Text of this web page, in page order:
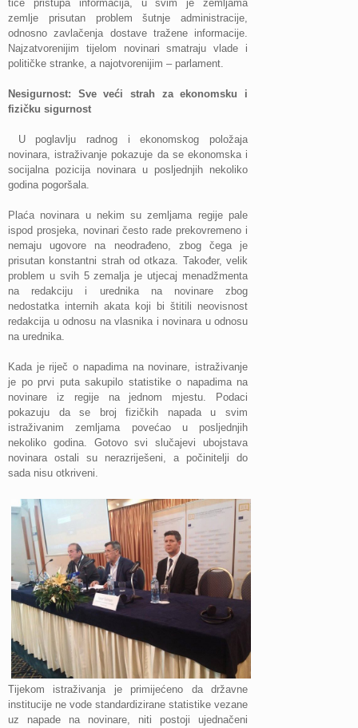
tiče pristupa informacija, u svim je zemljama
zemlje prisutan problem šutnje administracije,
odnosno zavlačenja dostave tražene informacije.
Najzatvorenijim tijelom novinari smatraju vlade i
političke stranke, a najotvorenijim – parlament.
Nesigurnost: Sve veći strah za ekonomsku i
fizičku sigurnost
U poglavlju radnog i ekonomskog položaja
novinara, istraživanje pokazuje da se ekonomska i
socijalna pozicija novinara u posljednjih nekoliko
godina pogoršala.
Plaća novinara u nekim su zemljama regije pale
ispod prosjeka, novinari često rade prekovremeno i
nemaju ugovore na neodrađeno, zbog čega je
prisutan konstantni strah od otkaza. Također, velik
problem u svih 5 zemalja je utjecaj menadžmenta
na redakciju i urednika na novinare zbog
nedostatka internih akata koji bi štitili neovisnost
redakcija u odnosu na vlasnika i novinara u odnosu
na urednika.
Kada je riječ o napadima na novinare, istraživanje
je po prvi puta sakupilo statistike o napadima na
novinare iz regije na jednom mjestu. Podaci
pokazuju da se broj fizičkih napada u svim
istraživanim zemljama povećao u posljednjih
nekoliko godina. Gotovo svi slučajevi ubojstava
novinara ostali su nerazriješeni, a počinitelji do
sada nisu otkriveni.
Tijekom istraživanja je primijećeno da državne
institucije ne vode standardizirane statistike vezane
uz napade na novinare, niti postoji ujednačeni